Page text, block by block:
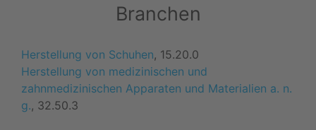
Branchen
Herstellung von Schuhen, 15.20.0
Herstellung von medizinischen und
zahnmedizinischen Apparaten und Materialien a. n.
g., 32.50.3